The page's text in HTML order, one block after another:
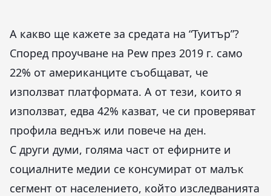
А какво ще кажете за средата на “Туитър”?
Според проучване на Pew през 2019 г. само
22% от американците съобщават, че
използват платформата. А от тези, които я
използват, едва 42% казват, че си проверяват
профила веднъж или повече на ден.
С други думи, голяма част от ефирните и
социалните медии се консумират от малък
сегмент от населението, който изследванията